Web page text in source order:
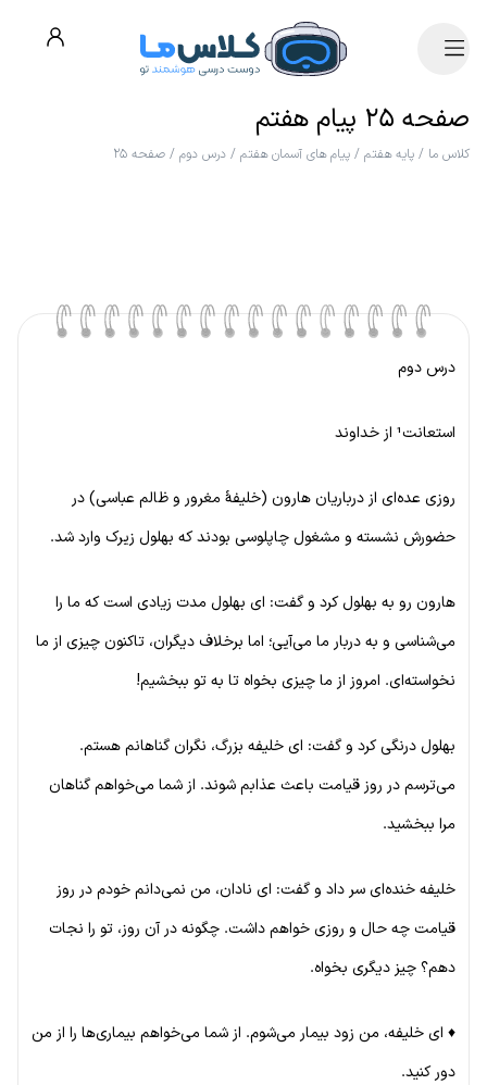
صفحه ۲۵ پیام هفتم
کلاس ما / پایه هفتم / پیام های آسمان هفتم / درس دوم / صفحه ۲۵
درس دوم
استعانت¹ از خداوند
روزی عده‌ای از درباریان هارون (خلیفهٔ مغرور و ظالم عباسی) در
حضورش نشسته و مشغول چاپلوسی بودند که بهلول زیرک وارد شد.
هارون رو به بهلول کرد و گفت: ای بهلول مدت زیادی است که ما را
می‌شناسی و به دربار ما می‌آیی؛ اما برخلاف دیگران، تاکنون چیزی از ما
نخواسته‌ای. امروز از ما چیزی بخواه تا به تو ببخشیم!
بهلول درنگی کرد و گفت: ای خلیفه بزرگ، نگران گناهانم هستم.
می‌ترسم در روز قیامت باعث عذابم شوند. از شما می‌خواهم گناهان
مرا ببخشید.
خلیفه خنده‌ای سر داد و گفت: ای نادان، من نمی‌دانم خودم در روز
قیامت چه حال و روزی خواهم داشت. چگونه در آن روز، تو را نجات
دهم؟ چیز دیگری بخواه.
♦ ای خلیفه، من زود بیمار می‌شوم. از شما می‌خواهم بیماری‌ها را از من
دور کنید.